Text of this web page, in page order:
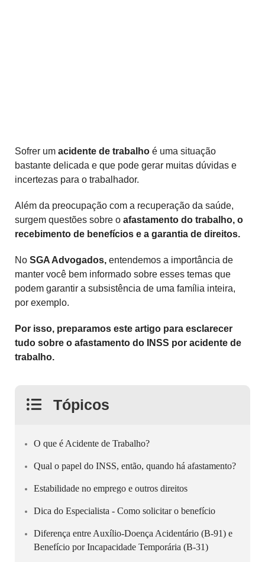
Sofrer um acidente de trabalho é uma situação
bastante delicada e que pode gerar muitas dúvidas e
incertezas para o trabalhador.
Além da preocupação com a recuperação da saúde,
surgem questões sobre o afastamento do trabalho, o
recebimento de benefícios e a garantia de direitos.
No SGA Advogados, entendemos a importância de
manter você bem informado sobre esses temas que
podem garantir a subsistência de uma família inteira,
por exemplo.
Por isso, preparamos este artigo para esclarecer
tudo sobre o afastamento do INSS por acidente de
trabalho.
Tópicos
O que é Acidente de Trabalho?
Qual o papel do INSS, então, quando há afastamento?
Estabilidade no emprego e outros direitos
Dica do Especialista - Como solicitar o benefício
Diferença entre Auxílio-Doença Acidentário (B-91) e
Benefício por Incapacidade Temporária (B-31)